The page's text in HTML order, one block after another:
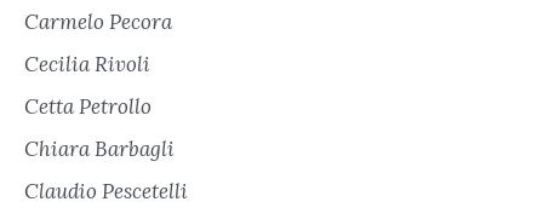
Carmelo Pecora
Cecilia Rivoli
Cetta Petrollo
Chiara Barbagli
Claudio Pescetelli